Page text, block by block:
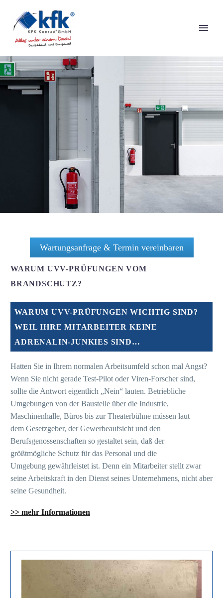
Wartungsanfrage & Termin vereinbaren
WARUM UVV-PRÜFUNGEN VOM
BRANDSCHUTZ?
WARUM UVV-PRÜFUNGEN WICHTIG SIND?
WEIL IHRE MITARBEITER KEINE
ADRENALIN-JUNKIES SIND…
Hatten Sie in Ihrem normalen Arbeitsumfeld schon mal Angst?
Wenn Sie nicht gerade Test-Pilot oder Viren-Forscher sind,
sollte die Antwort eigentlich „Nein“ lauten. Betriebliche
Umgebungen von der Baustelle über die Industrie,
Maschinenhalle, Büros bis zur Theaterbühne müssen laut
dem Gesetzgeber, der Gewerbeaufsicht und den
Berufsgenossenschaften so gestaltet sein, daß der
größtmögliche Schutz für das Personal und die
Umgebung gewährleistet ist. Denn ein Mitarbeiter stellt zwar
seine Arbeitskraft in den Dienst seines Unternehmens, nicht aber
seine Gesundheit.
>> mehr Informationen